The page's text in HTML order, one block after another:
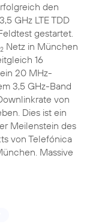
den
GHz LTE TDD
gestartet.
2Netz in München
16
20 MHz-
3,5 GHz-Band
von
Dies ist ein
Meilenstein des
von Telefónica
Massive